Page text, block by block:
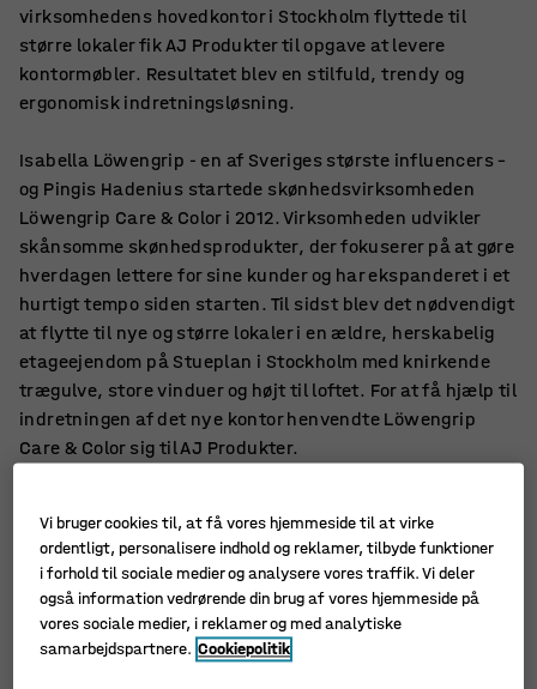
virksomhedens hovedkontor i Stockholm flyttede til
større lokaler fik AJ Produkter til opgave at levere
kontormøbler. Resultatet blev en stilfuld, trendy og
ergonomisk indretningsløsning.
Isabella Löwengrip - en af Sveriges største influencers –
og Pingis Hadenius startede skønhedsvirksomheden
Löwengrip Care & Color i 2012. Virksomheden udvikler
skånsomme skønhedsprodukter, der fokuserer på at gøre
hverdagen lettere for sine kunder og har ekspanderet i et
hurtigt tempo siden starten. Til sidst blev det nødvendigt
at flytte til nye og større lokaler i en ældre, herskabelig
etageejendom på Stueplan i Stockholm med knirkende
trægulve, store vinduer og højt til loftet. For at få hjælp til
indretningen af det nye kontor henvendte Löwengrip
Care & Color sig til AJ Produkter.
Vi bruger cookies til, at få vores hjemmeside til at virke
ordentligt, personalisere indhold og reklamer, tilbyde funktioner
i forhold til sociale medier og analysere vores traffik. Vi deler
også information vedrørende din brug af vores hjemmeside på
vores sociale medier, i reklamer og med analytiske
samarbejdspartnere. Cookiepolitik